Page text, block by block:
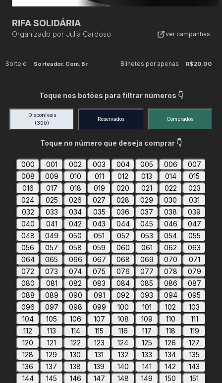
RIFA SOLIDÁRIA
Organizado por Julia Cardoso ver campanhas
Sorteio Sorteador.com.br Bilhetes por apenas R$20,00
Toque nos botões para filtrar números 👇
Disponíveis
(300)
Reservados Comprados
Toque no número que deseja comprar 👇
000 001 002 003 004 005 006
007
008
009 010 011 012 013 014
015
016
017 018 019 020 021 022
023
024
025 026 027 028 029 030
031
032
033 034 035 036 037 038
039
040
041 042 043 044 045 046
047
048
049 050 051 052 053 054
055
056
057 058 059 060 061 062
063
064
065 066 067 068 069 070
071
072
073 074 075 076 077 078
079
080
081 082 083 084 085 086
087
088
089 090 091 092 093 094
095
096
097 098 099 100 101 102
103
104
105 106 107 108 109 110
111
112
113 114 115 116 117 118
119
120
121 122 123 124 125 126
127
128
129 130 131 132 133 134
135
136
137 138 139 140 141 142
143
144
145 146 147 148 149 150
151